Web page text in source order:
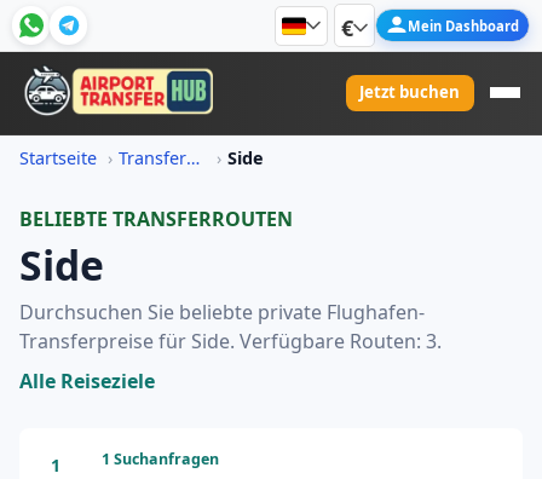
€ Mein Dashboard
Jetzt buchen
Startseite Transferpreis-Informationen Side
BELIEBTE TRANSFERROUTEN
Side
Durchsuchen Sie beliebte private Flughafen-
Transferpreise für Side. Verfügbare Routen: 3.
Alle Reiseziele
1 1 Suchanfragen